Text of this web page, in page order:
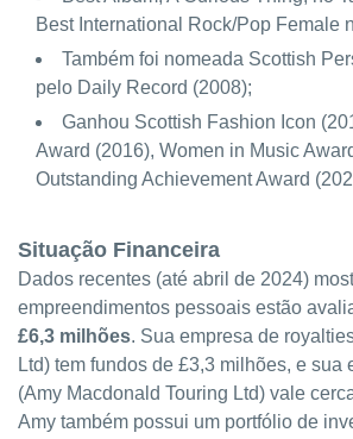
Best International Rock/Pop Female
Também foi nomeada Scottish
pelo Daily Record (2008);
Ganhou Scottish Fashion Icon
Award (2016), Women in Music
Outstanding Achievement Award
Situação Financeira
Dados recentes (até abril de 2024)
empreendimentos pessoais estão
£6,3 milhões. Sua empresa de
Ltd) tem fundos de £3,3 milhões, e sua
(Amy Macdonald Touring Ltd) vale
Amy também possui um portfólio de